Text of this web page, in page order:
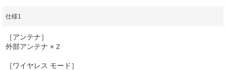
仕様1
［アンテナ］
外部アンテナ × 2
［ワイヤレス モード］